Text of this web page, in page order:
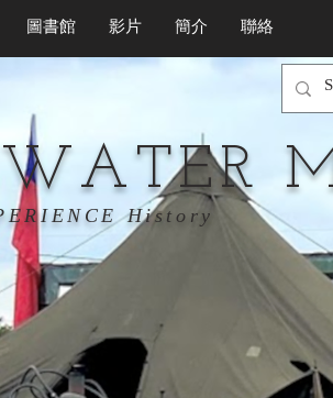
圖書館 影片 簡介 聯絡
History